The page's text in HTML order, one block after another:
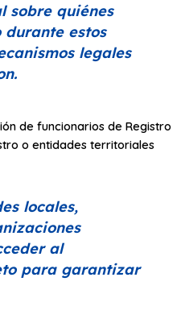
sobre quiénes
estos
legales
de funcionarios de Registro
o entidades territoriales
locales,
al
para garantizar